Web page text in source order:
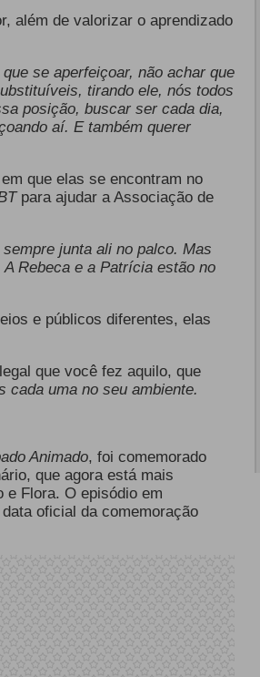
além de valorizar o aprendizado
se aperfeiçoar, não achar que
tirando ele, nós todos
posição, buscar ser cada dia,
aí. E também querer
que elas se encontram no
para ajudar a Associação de
junta ali no palco. Mas
Rebeca e a Patrícia estão no
e públicos diferentes, elas
que você fez aquilo, que
cada uma no seu ambiente.
Animado, foi comemorado
que agora está mais
e Flora. O episódio em
oficial da comemoração